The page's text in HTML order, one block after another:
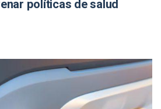
políticas de salud